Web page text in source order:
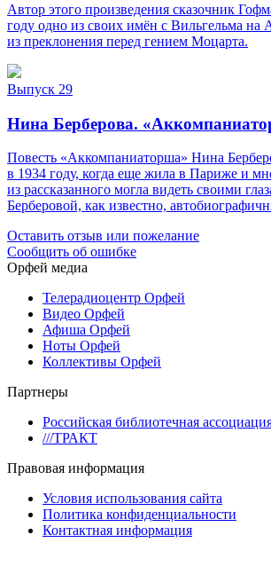
Автор этого произведения сказочник
году одно из своих имён с Вильгельма
из преклонения перед гением Моцарта.
Выпуск 29
Нина Берберова.
Повесть «Аккомпаниаторша» Нина
в 1934 году, когда еще жила в Париже и
из рассказанного могла видеть своими
Берберовой, как известно,
Оставить отзыв или пожелание
Сообщить об ошибке
Орфей медиа
Телерадиоцентр Орфей
Видео Орфей
Афиша Орфей
Ноты Орфей
Коллективы Орфей
Партнеры
Российская библиотечная
///ТРАКТ
Правовая информация
Условия использования сайта
Политика конфиденциальности
Контактная информация